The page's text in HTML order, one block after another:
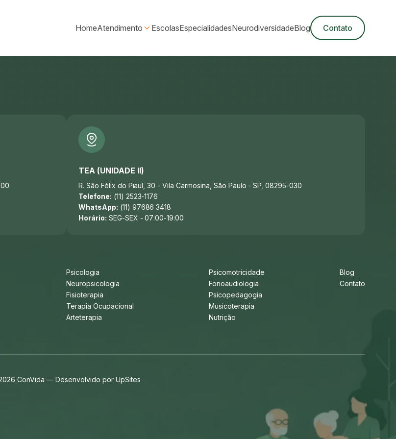
HomeAtendimento EscolasEspecialidadesNeurodiversidadeBlog Contato
TEA (UNIDADE II)
R. São Félix do Piauí, 30 - Vila Carmosina, São Paulo - SP, 08295-030
Telefone: (11) 2523-1176
WhatsApp: (11) 97686 3418
Horário: SEG-SEX - 07:00-19:00
Psicologia
Neuropsicologia
Fisioterapia
Terapia Ocupacional
Arteterapia
Psicomotricidade
Fonoaudiologia
Psicopedagogia
Musicoterapia
Nutrição
Blog
Contato
ConVida — Desenvolvido por UpSites